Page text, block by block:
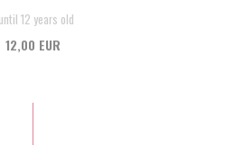
12 years old
12,00 EUR